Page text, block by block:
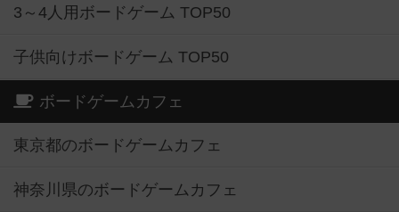
3～4人用ボードゲーム TOP50
子供向けボードゲーム TOP50
ボードゲームカフェ
東京都のボードゲームカフェ
神奈川県のボードゲームカフェ